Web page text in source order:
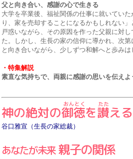
父と向き合い、感謝の心で生きる
大学を卒業後、福祉関係の仕事に就いてい
り、家を売却することになるかもしれない
戸惑いながら、その原因を作った父親に対
た。しかし、生長の家の信仰に導かれ、次
と向き合いながら、少しずつ和解へと歩み
・特集解説
素直な気持ちで、両親に感謝の思いを伝えよ
神の絶対の御徳を讃え
谷口雅宣（生長の家総裁）
あなたが未来親子の関係